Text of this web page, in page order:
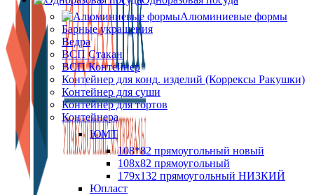
Алюминиевые формы
Барные украшения
Ведра
ВСП Стакан
ВСП Контейнер
Контейнер для конд. изделий (Коррексы Ракушки)
Контейнер для суши
Контейнер для тортов
Контейнера
ЮМТ
108*82 прямоугольный новый
108х82 прямоугольный
179х132 прямоугольный НИЗКИЙ
Юпласт